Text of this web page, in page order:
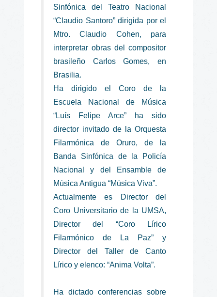
Sinfónica del Teatro Nacional
“Claudio Santoro” dirigida por el
Mtro. Claudio Cohen, para
interpretar obras del compositor
brasileño Carlos Gomes, en
Brasilia.
Ha dirigido el Coro de la
Escuela Nacional de Música
“Luís Felipe Arce” ha sido
director invitado de la Orquesta
Filarmónica de Oruro, de la
Banda Sinfónica de la Policía
Nacional y del Ensamble de
Música Antigua “Música Viva”.
Actualmente es Director del
Coro Universitario de la UMSA,
Director del “Coro Lírico
Filarmónico de La Paz” y
Director del Taller de Canto
Lírico y elenco: “Anima Volta”.
Ha dictado conferencias sobre